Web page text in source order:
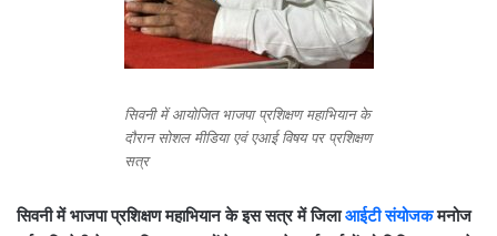
सिवनी में आयोजित भाजपा प्रशिक्षण महाभियान के
दौरान सोशल मीडिया एवं एआई विषय पर प्रशिक्षण
सत्र
सिवनी में भाजपा प्रशिक्षण महाभियान के इस सत्र में जिलाआईटी संयोजकमनोज